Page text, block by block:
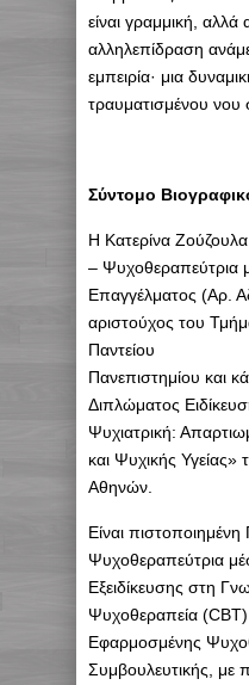
είναι γραμμική,
αλληλεπίδραση
εμπειρία· μια
τραυματισμένου νου
Σύντομο
Η Κατερίνα Ζούζουλα
– Ψυχοθεραπεύτρια
Επαγγέλματος (Αρ.
αριστούχος του
Παντείου
Πανεπιστημίου και
Διπλώματος
Ψυχιατρική:
και Ψυχικής Υγείας»
Αθηνών.
Είναι
Ψυχοθεραπεύτρια
Εξειδίκευσης στη
Ψυχοθεραπεία
Εφαρμοσμένης
Συμβουλευτικής, με